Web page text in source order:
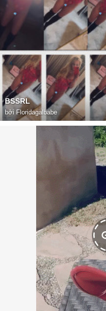
BSSRL
bởi Floridagalbabe